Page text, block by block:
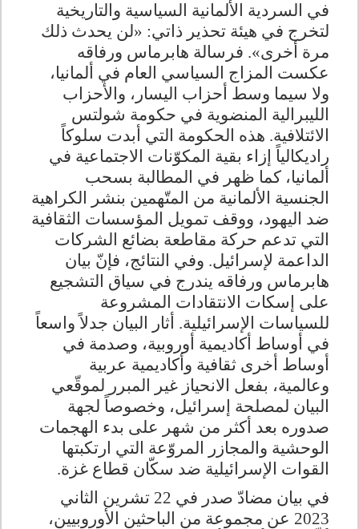
في السردية الألمانية السياسية والتاريخية
لتخرج في هيئة تحذير ذاتي: «لن يحدث ذلك
مرة أخرى». فرسالة هابرماس ورفاقه
عكست المزاج السياسي العام في ألمانيا،
ولا سيما وسط أحزاب اليسار، والأحزاب
الليبرالية المنضوية في حكومة شولتس
الائتلافية. هذه الحكومة التي أبدت سلوكاً
راديكالياً إزاء بقية المكوّنات الاجتماعية في
ألمانيا، كما ظهر في المطالبة بسحب
الجنسية الألمانية من المتّهمين بنشر الكراهية
ضد اليهود، ووقف تمويل المؤسسات الثقافية
التي تدعم حركة مقاطعة بضائع الشركات
الداعمة لإسرائيل. وفي النتائج، فإنّ بيان
هابرماس ورفاقه يندرج في سياق التشجيع
على إسكات الانتقادات المشروعة
للسياسات الإسرائيلية. أثار البيان جدلاً واسعاً
في أوساط أكاديمية أوروبية، وصدمة في
أوساط أخرى ثقافية وأكاديمية عربية
وعالمية، بفعل الانحياز غير المبرر لموقّعي
البيان لمصلحة إسرائيل، وخصوصاً لجهة
صدوره بعد أكثر من شهر على بدء الهجمات
الوحشية والمجازر المروّعة التي ارتكبتها
القوات الإسرائيلية ضد سكّان قطاع غزة.
في بيان مضادّ صدر في 22 تشرين الثاني
2023 عن مجموعة من الباحثين الأوروبيين،